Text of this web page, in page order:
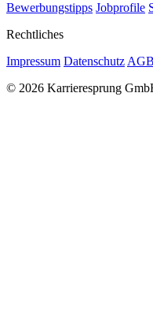
Bewerbungstipps Jobprofile
Rechtliches
Impressum DatenschutzAGB
© 2026 Karrieresprung